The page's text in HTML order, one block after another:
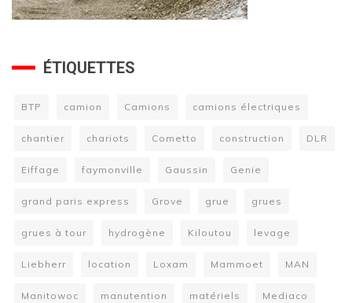
ÉTIQUETTES
BTP camion Camions camions électriques
chantier chariots Cometto construction DLR
Eiffage faymonville Gaussin Genie
grand paris express Grove grue grues
grues à tour hydrogène Kiloutou levage
Liebherr location Loxam Mammoet MAN
Manitowoc manutention matériels Mediaco